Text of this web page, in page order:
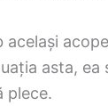
asta, ea
plece.